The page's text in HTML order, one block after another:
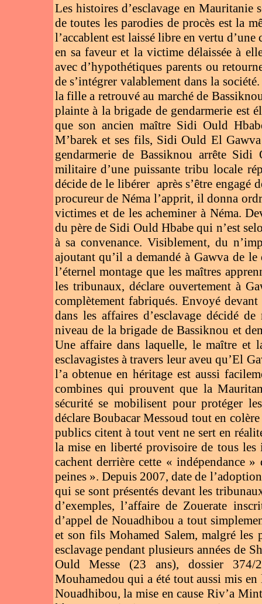
Les histoires d’esclavage en Mauritanie
de toutes les parodies de procès est la
l’accablent est laissé libre en vertu
en sa faveur et la victime délaissée à
avec d’hypothétiques parents ou
de s’intégrer valablement dans la
la fille a retrouvé au marché de
plainte à la brigade de gendarmerie est
que son ancien maître Sidi Ould
M’barek et ses fils, Sidi Ould El
gendarmerie de Bassiknou arrête
militaire d’une puissante tribu locale
décide de le libérer après s’être engagé
procureur de Néma l’apprit, il donna
victimes et de les acheminer à Néma.
du père de Sidi Ould Hbabe qui n’est
à sa convenance. Visiblement, du
ajoutant qu’il a demandé à Gawva de
l’éternel montage que les maîtres
les tribunaux, déclare ouvertement à
complètement fabriqués. Envoyé
dans les affaires d’esclavage décidé
niveau de la brigade de Bassiknou et
Une affaire dans laquelle, le maître et
esclavagistes à travers leur aveu qu’El
l’a obtenue en héritage est aussi
combines qui prouvent que la
sécurité se mobilisent pour protéger
déclare Boubacar Messoud tout en
publics citent à tout vent ne sert en
la mise en liberté provisoire de tous
cachent derrière cette « indépendance
peines ». Depuis 2007, date de
qui se sont présentés devant les
d’exemples, l’affaire de Zouerate
d’appel de Nouadhibou a tout
et son fils Mohamed Salem, malgré les
esclavage pendant plusieurs années de
Ould Messe (23 ans), dossier 374/
Mouhamedou qui a été tout aussi mis
Nouadhibou, la mise en cause Riv’a